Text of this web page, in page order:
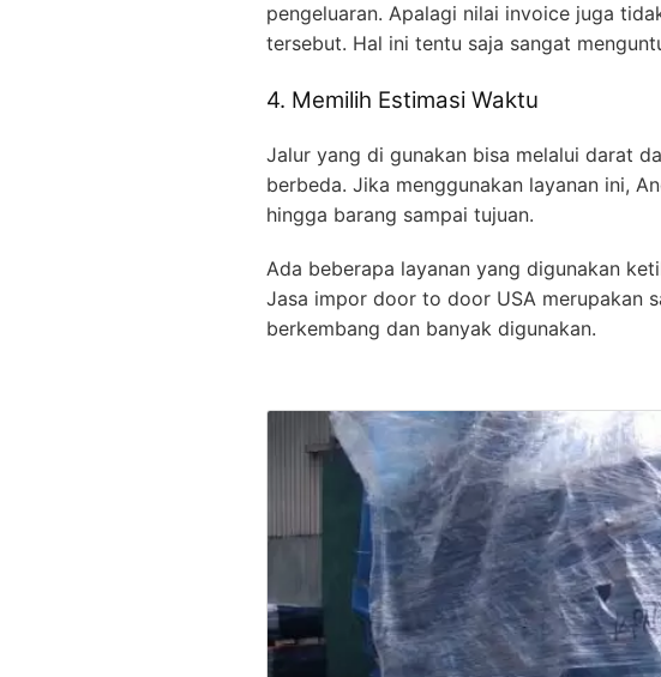
pengeluaran. Apalagi nilai invoice juga
tersebut. Hal ini tentu saja sangat
4. Memilih Estimasi Waktu
Jalur yang di gunakan bisa melalui darat
berbeda. Jika menggunakan layanan ini,
hingga barang sampai tujuan.
Ada beberapa layanan yang digunakan
Jasa impor door to door USA merupakan
berkembang dan banyak digunakan.